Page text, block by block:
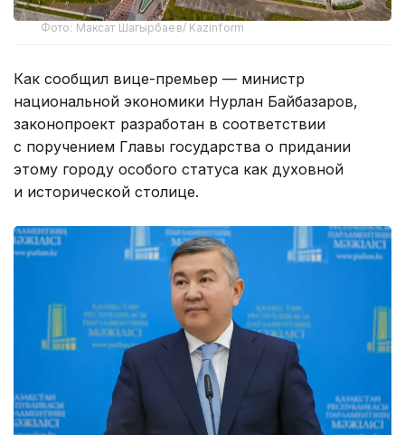
Фото: Максат Шагырбаев/ Kazinform
Как сообщил вице-премьер — министр
национальной экономики Нурлан Байбазаров,
законопроект разработан в соответствии
с поручением Главы государства о придании
этому городу особого статуса как духовной
и исторической столице.